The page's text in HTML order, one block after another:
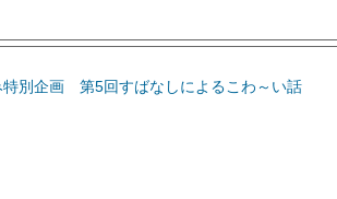
特別企画 第5回すばなしによるこわ～い話